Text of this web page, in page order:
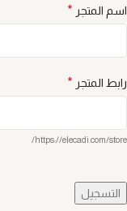
اسم المتجر *
رابط المتجر *
https://elecadi.com/store/